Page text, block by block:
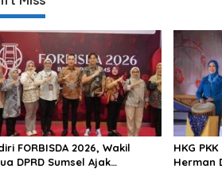
a
v
i
g
a
t
i
FORBISDA 2026, Wakil
DPRD Sumsel Ajak
HKG
Herman